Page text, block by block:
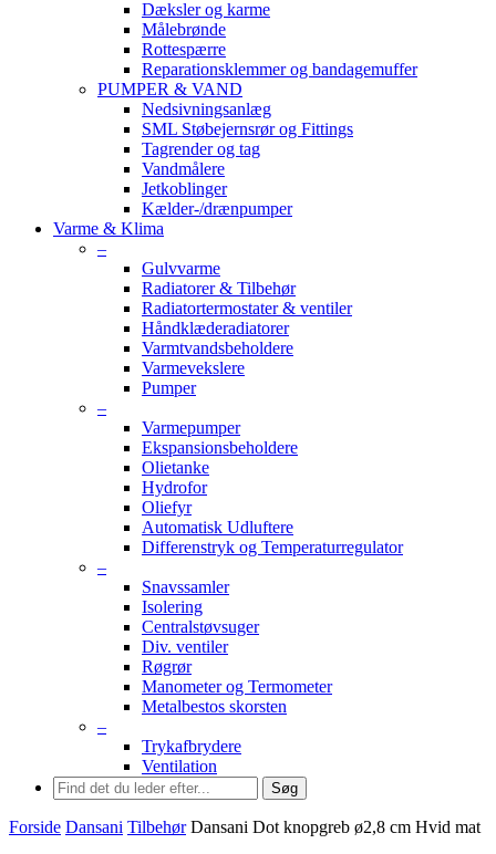
Dæksler og karme
Målebrønde
Rottespærre
Reparationsklemmer og bandagemuffer
PUMPER & VAND
Nedsivningsanlæg
SML Støbejernsrør og Fittings
Tagrender og tag
Vandmålere
Jetkoblinger
Kælder-/drænpumper
Varme & Klima
–
Gulvvarme
Radiatorer & Tilbehør
Radiatortermostater & ventiler
Håndklæderadiatorer
Varmtvandsbeholdere
Varmevekslere
Pumper
–
Varmepumper
Ekspansionsbeholdere
Olietanke
Hydrofor
Oliefyr
Automatisk Udluftere
Differenstryk og Temperaturregulator
–
Snavssamler
Isolering
Centralstøvsuger
Div. ventiler
Røgrør
Manometer og Termometer
Metalbestos skorsten
–
Trykafbrydere
Ventilation
Søg
Forside Dansani Tilbehør Dansani Dot knopgreb ø2,8 cm Hvid mat